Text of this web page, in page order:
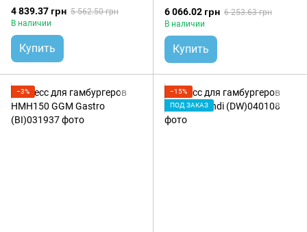
4 839.37 грн 5 562.50 грн
В наличии
Купить
6 066.02 грн 6 253.63 грн
В наличии
Купить
−3%
−15%
ПОД ЗАКАЗ